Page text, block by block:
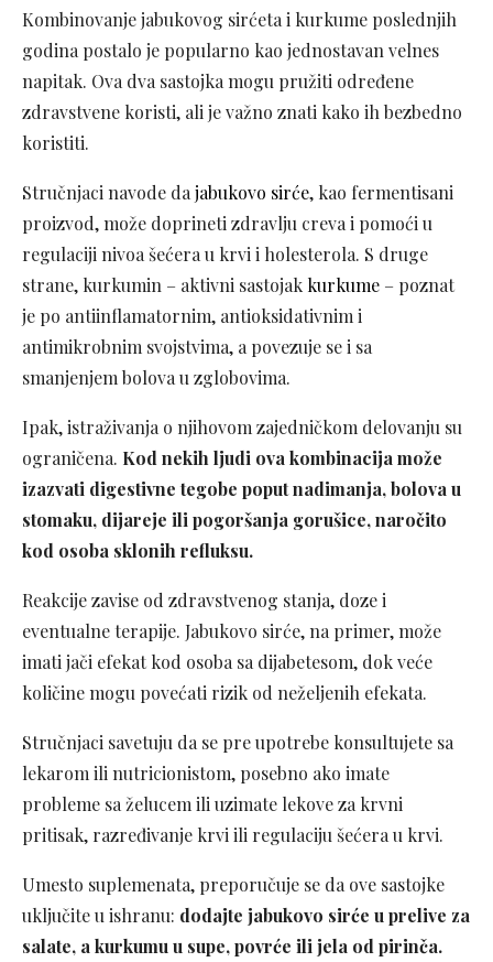
Kombinovanje jabukovog sirćeta i kurkume poslednjih
godina postalo je popularno kao jednostavan velnes
napitak. Ova dva sastojka mogu pružiti određene
zdravstvene koristi, ali je važno znati kako ih bezbedno
koristiti.
Stručnjaci navode da jabukovo sirće, kao fermentisani
proizvod, može doprineti zdravlju creva i pomoći u
regulaciji nivoa šećera u krvi i holesterola. S druge
strane, kurkumin – aktivni sastojak kurkume – poznat
je po antiinflamatornim, antioksidativnim i
antimikrobnim svojstvima, a povezuje se i sa
smanjenjem bolova u zglobovima.
Ipak, istraživanja o njihovom zajedničkom delovanju su
ograničena. Kod nekih ljudi ova kombinacija može
izazvati digestivne tegobe poput nadimanja, bolova u
stomaku, dijareje ili pogoršanja gorušice, naročito
kod osoba sklonih refluksu.
Reakcije zavise od zdravstvenog stanja, doze i
eventualne terapije. Jabukovo sirće, na primer, može
imati jači efekat kod osoba sa dijabetesom, dok veće
količine mogu povećati rizik od neželjenih efekata.
Stručnjaci savetuju da se pre upotrebe konsultujete sa
lekarom ili nutricionistom, posebno ako imate
probleme sa želucem ili uzimate lekove za krvni
pritisak, razređivanje krvi ili regulaciju šećera u krvi.
Umesto suplemenata, preporučuje se da ove sastojke
uključite u ishranu: dodajte jabukovo sirće u prelive za
salate, a kurkumu u supe, povrće ili jela od pirinča.